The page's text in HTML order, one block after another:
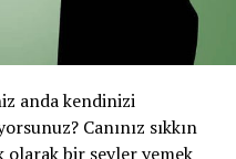
anda kendinizi
Canınız sıkkın
olarak bir şeyler yemek